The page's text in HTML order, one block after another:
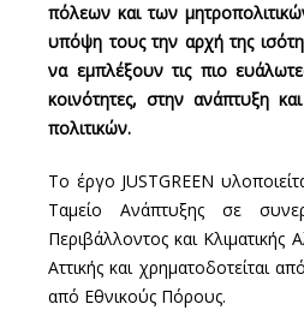
πόλεων και των
υπόψη τους την αρχή της
να εμπλέξουν τις πιο
κοινότητες, στην ανάπτυξη
πολιτικών.
Το έργο JUSTGREEN
Ταμείο Ανάπτυξης σε
Περιβάλλοντος και Κλιματικής
Αττικής και χρηματοδοτείται
από Εθνικούς Πόρους.